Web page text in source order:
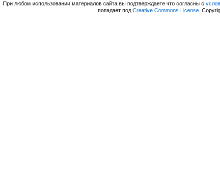
При любом использовании материалов сайта вы подтверждаете что согласны с
попадает под Creative Commons License.